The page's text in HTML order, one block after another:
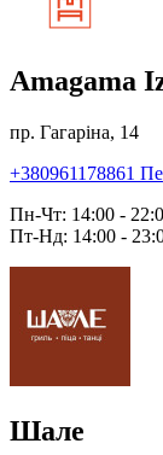
Amagama
пр. Гагаріна, 14
+380961178861
Пн-Чт: 14:00 -
Пт-Нд: 14:00 -
Шале